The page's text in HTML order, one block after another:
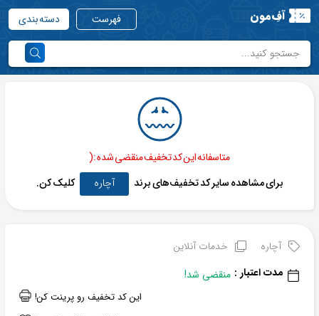
آفِ‌مون فهرست دسته بندی
متاسفانه این کد تخفیف منقضی شده :(
برای مشاهده سایر کد تخفیف‌های برند
آچاره کلیک کن.
آچاره
خدمات آنلاین
مدت اعتبار : منقضی شد!
این کد تخفیف رو پرینت کن!